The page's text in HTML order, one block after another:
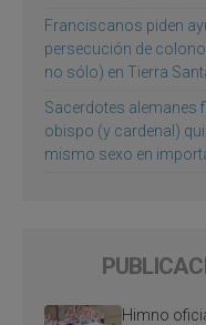
Franciscanos piden
persecución de
no sólo) en Tierra
Sacerdotes alemanes
obispo (y cardenal)
mismo sexo en
Himno